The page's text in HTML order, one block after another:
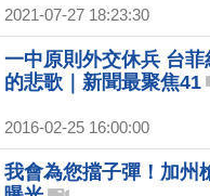
2021-07-27 18:23:30
一中原則外交休兵 台
的悲歌｜新聞最聚焦41
2016-02-25 16:00:00
我會為您擋子彈！加州